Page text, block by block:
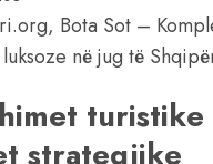
Bota Sot –
në jug të
turistike
strategjike